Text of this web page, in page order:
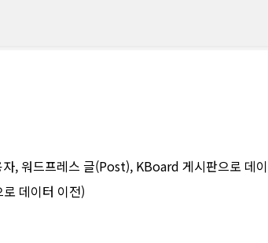
, 워드프레스 글(Post), KBoard 게시판으로 데
데이터 이전)